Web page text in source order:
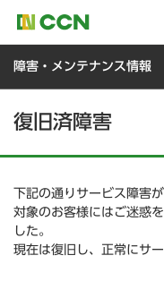
障害・メンテナンス情報
復旧済障害
下記の通りサービス障害
対象のお客様にはご迷惑
した。
現在は復旧し、正常にサ